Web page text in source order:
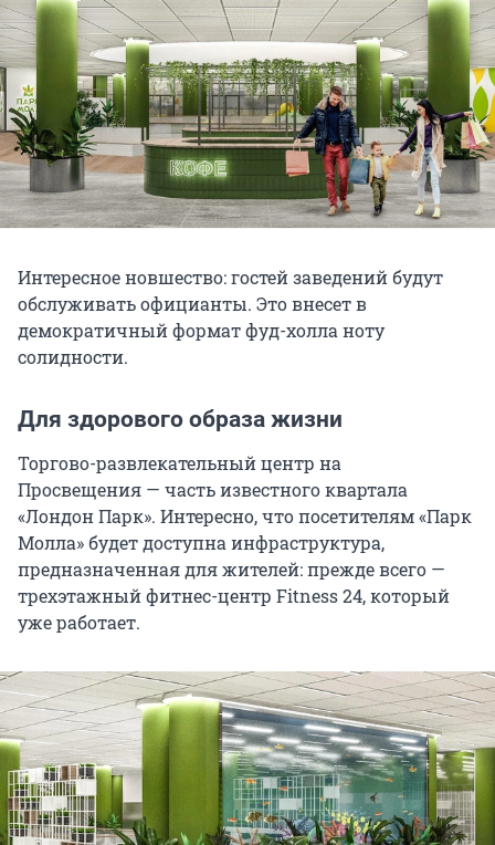
Интересное новшество: гостей заведений будут
обслуживать официанты. Это внесет в
демократичный формат фуд-холла ноту
солидности.
Для здорового образа жизни
Торгово-развлекательный центр на
Просвещения — часть известного квартала
«Лондон Парк». Интересно, что посетителям «Парк
Молла» будет доступна инфраструктура,
предназначенная для жителей: прежде всего —
трехэтажный фитнес-центр Fitness 24, который
уже работает.